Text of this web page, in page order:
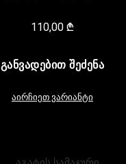
110,00 ₾
ᲒᲐᲜᲕᲐᲓᲔᲑᲘᲗ ᲨᲔᲫᲔᲜᲐ
აირჩიეთ ვარიანტი